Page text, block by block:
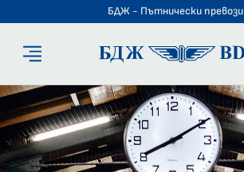
БДЖ - Пътнически превози